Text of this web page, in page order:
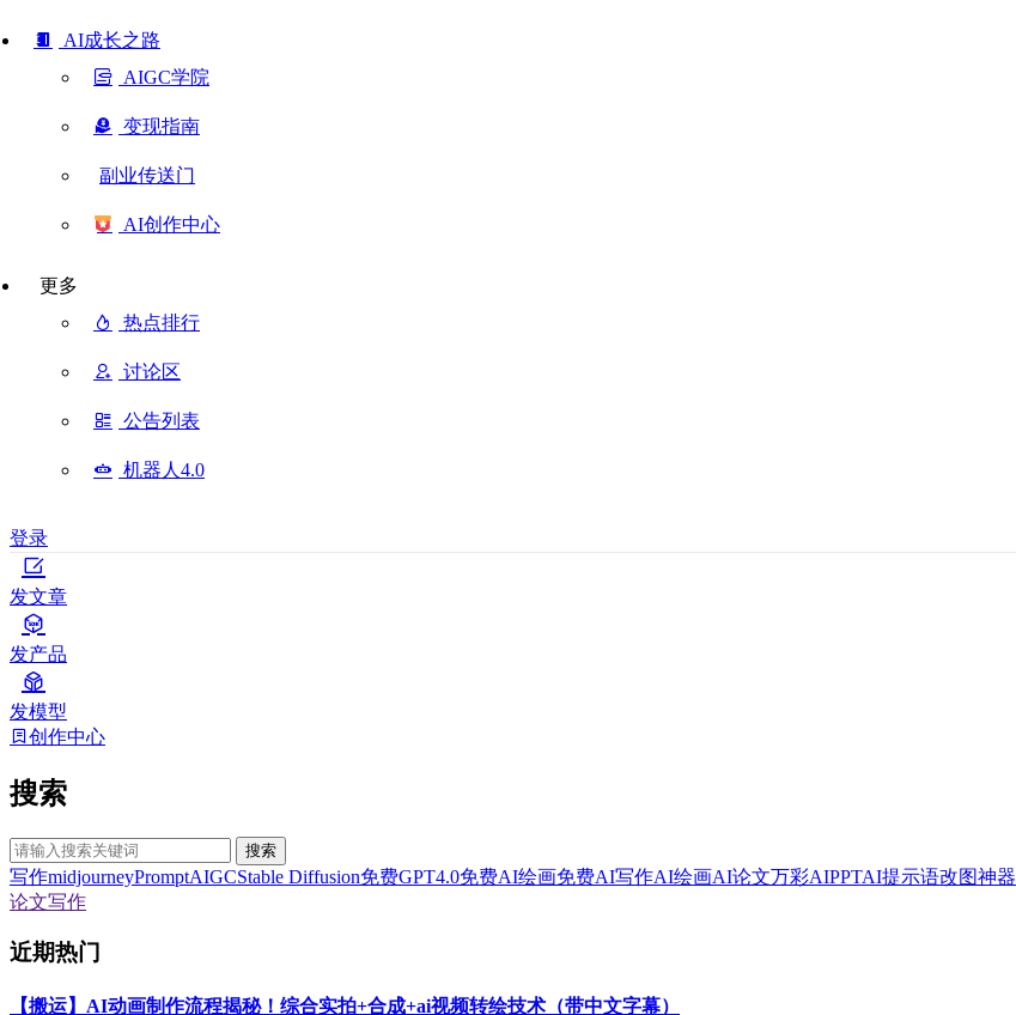
AI成长之路
AIGC学院
变现指南
副业传送门
AI创作中心
更多
热点排行
讨论区
公告列表
机器人4.0
登录
发文章
发产品
发模型
创作中心
搜索
搜索
写作midjourneyPromptAIGCStable Diffusion免费GPT4.0免费AI绘画免费AI写作AI绘画AI论文万彩AIPPTAI提示语改图神器
论文写作
近期热门
【搬运】AI动画制作流程揭秘！综合实拍+合成+ai视频转绘技术（带中文字幕）